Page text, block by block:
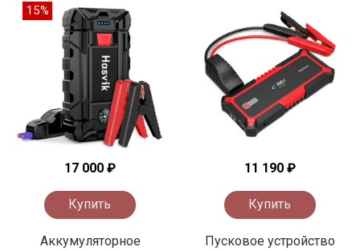
15%
17 000 ₽
Купить
Аккумуляторное
11 190 ₽
Купить
Пусковое устройство